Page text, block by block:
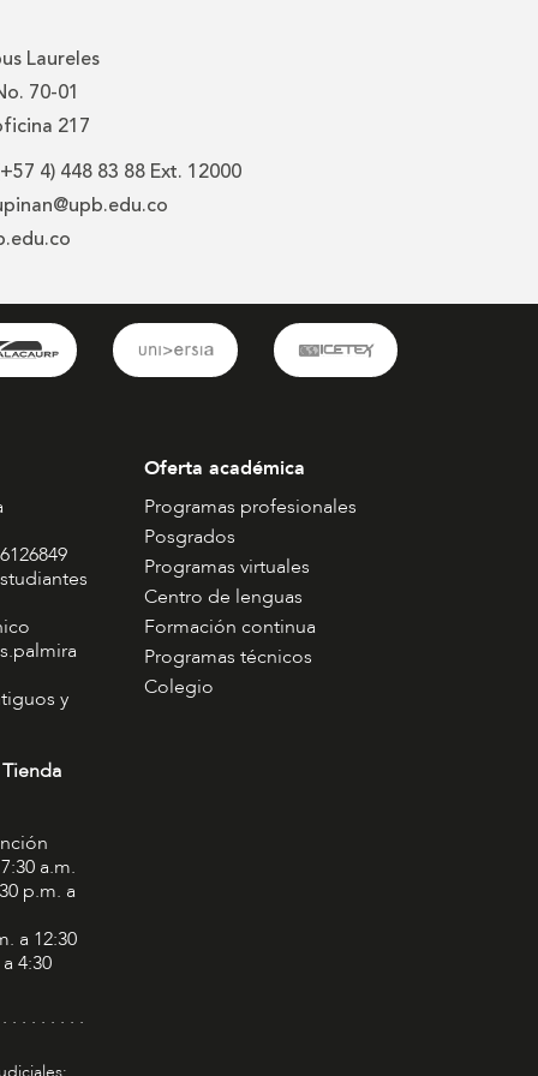
Laureles
70-01
217
4) 448 83 88 Ext. 12000
y
a.m.
p.m. a
a 12:30
4:30
. . . . . . . .
Oferta académica
Programas profesionales
Posgrados
Programas virtuales
Centro de lenguas
Formación continua
Programas técnicos
Colegio